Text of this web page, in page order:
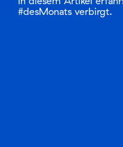
#desMonats verbirgt.